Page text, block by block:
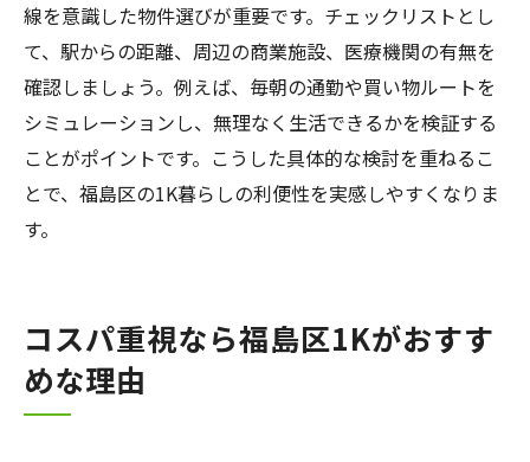
1Kで始める福島区の賢い住まい選び
暮らしやすさを重視した1K選びの秘訣
暮らしやすさを叶える1K物件選定のコツ
福島区で快適な1K生活を送るための工夫
一人暮らしに最適な1K設備と利便性の両立
1Kで実感できる福島区の住み心地の魅力
長く住みたくなる1Kを見つけるためのポイ
線を意識した物件選びが重要です。チェックリストとし
て、駅からの距離、周辺の商業施設、医療機関の有無を
確認しましょう。例えば、毎朝の通勤や買い物ルートを
シミュレーションし、無理なく生活できるかを検証する
ことがポイントです。こうした具体的な検討を重ねるこ
とで、福島区の1K暮らしの利便性を実感しやすくなりま
す。
コスパ重視なら福島区1Kがおすす
めな理由